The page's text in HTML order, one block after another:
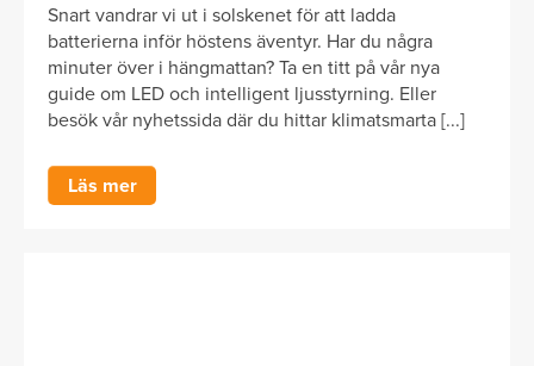
Snart vandrar vi ut i solskenet för att ladda
batterierna inför höstens äventyr. Har du några
minuter över i hängmattan? Ta en titt på vår nya
guide om LED och intelligent ljusstyrning. Eller
besök vår nyhetssida där du hittar klimatsmarta [...]
Läs mer